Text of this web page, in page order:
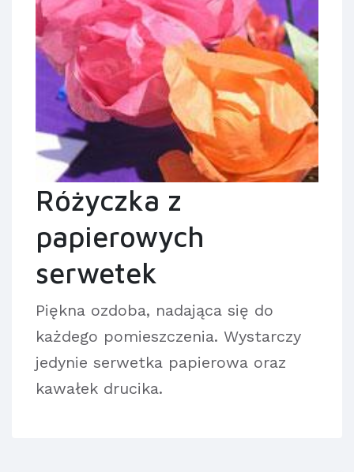
Różyczka z
papierowych
serwetek
Piękna ozdoba, nadająca się do
każdego pomieszczenia. Wystarczy
jedynie serwetka papierowa oraz
kawałek drucika.